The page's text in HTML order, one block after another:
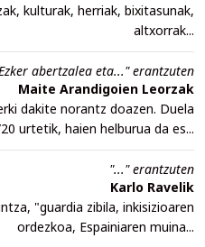
kulturak, herriak, bixitasunak,
altxorrak...
abertzalea eta..." erantzuten
Maite Arandigoien Leorzak
dakite norantz doazen. Duela
urtetik, haien helburua da es...
"..." erantzuten
Karlo Ravelik
"guardia zibila, inkisizioaren
ordezkoa, Espainiaren muina...